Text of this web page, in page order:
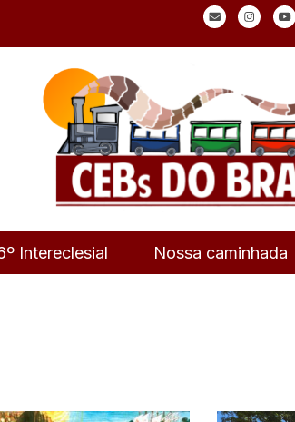
Intereclesial Nossa caminhada